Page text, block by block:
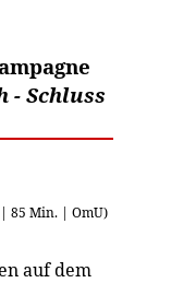
Schluss
85 Min. | OmU)
auf dem